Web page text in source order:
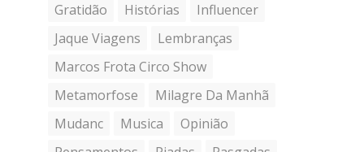
Gratidão
Histórias
Influencer
Jaque Viagens
Lembranças
Marcos Frota Circo Show
Metamorfose
Milagre Da Manhã
Mudanc
Musica
Opinião